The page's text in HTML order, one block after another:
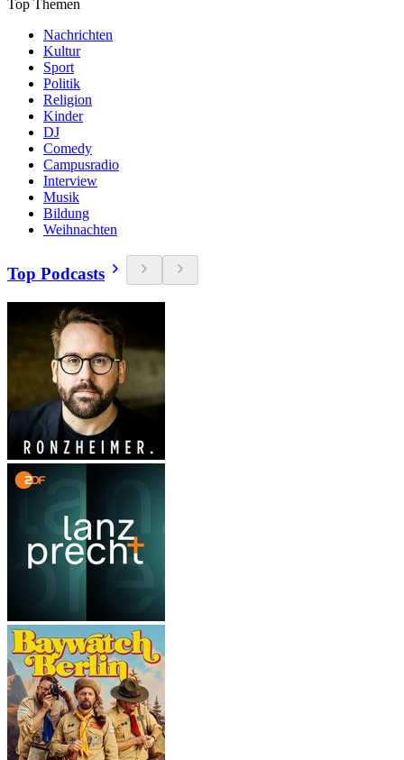
Top Themen
Nachrichten
Kultur
Sport
Politik
Religion
Kinder
DJ
Comedy
Campusradio
Interview
Musik
Bildung
Weihnachten
Top Podcasts